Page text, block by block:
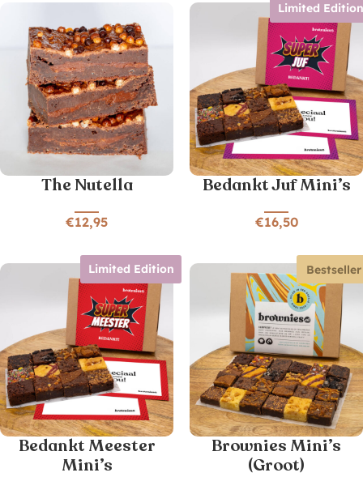
The Nutella
€12,95
Bedankt Juf Mini’s
€16,50
Limited Edition
Bedankt Meester
Mini’s
Limited Edition
Brownies Mini’s
(Groot)
Bestseller